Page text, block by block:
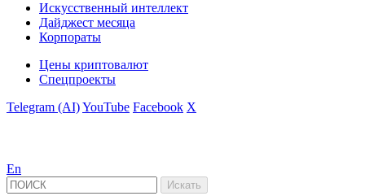
Искусственный интеллект
Дайджест месяца
Корпораты
Цены криптовалют
Спецпроекты
Telegram (AI)YouTube Facebook X
En